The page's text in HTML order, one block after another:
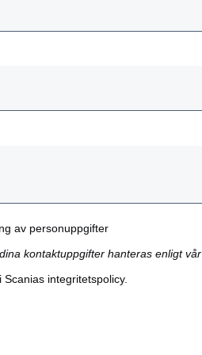
av personuppgifter
kontaktuppgifter hanteras enligt vår
integritetspolicy.